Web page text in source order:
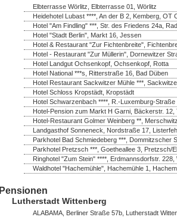
Elbterrasse Wörlitz, Elbterrasse 01, Wörlitz
Heidehotel Lubast ****, An der B 2, Kemberg, OT
Hotel "Am Findling" ***, Str. des Friedens 24a,
Hotel "Stadt Berlin", Markt 16, Jessen
Hotel & Restaurant "Zur Fichtenbreite",
Hotel - Restaurant "Zur Müllerin", Dornewitzer
Hotel Landgut Ochsenkopf, Ochsenkopf, Rotta
Hotel National ***s, Ritterstraße 16, Bad Düben
Hotel Restaurant Sackwitzer Mühle ***,
Hotel Schloss Kropstädt, Kropstädt
Hotel Schwarzenbach ****, R.-Luxemburg-
Hotel-Pension zum Markt H Garni, Bäckerstr. 12,
Hotel-Restaurant Golmer Weinberg **,
Landgasthof Sonneneck, Nordstraße 17,
Parkhotel Bad Schmiedeberg ***, Dommitzscher
Parkhotel Pretzsch ***, Goetheallee 3, Pretzsch/
Ringhotel "Zum Stein" ****, Erdmannsdorfstr. 228,
Waldhotel "Hachemühle", Hachemühle 1,
Pensionen
Lutherstadt Wittenberg
ALABAMA, Berliner Straße 57b, Lutherstadt